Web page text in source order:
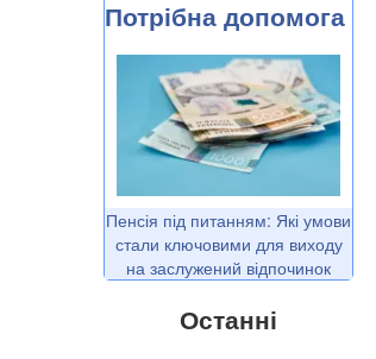
Потрібна допомога
Пенсія під питанням: Які умови
стали ключовими для виходу
на заслужений відпочинок
Останні